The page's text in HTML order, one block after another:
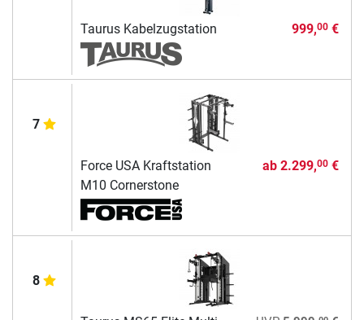
Taurus Kabelzugstation 999,00€
7
Force USA Kraftstation
M10 Cornerstone
ab 2.299,00€
8